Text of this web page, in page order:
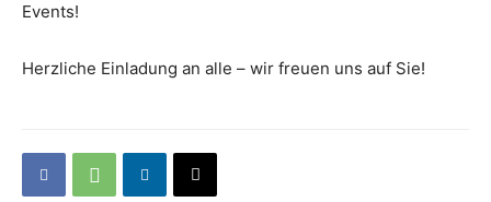
Events!
Herzliche Einladung an alle – wir freuen uns auf Sie!